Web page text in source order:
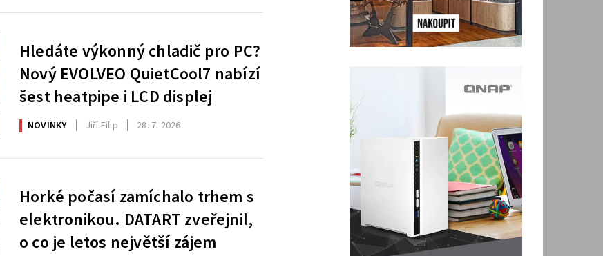
Hledáte výkonný chladič pro PC?
Nový EVOLVEO QuietCool7 nabízí
šest heatpipe i LCD displej
NOVINKY Jiří Filip 28. 7. 2026
Horké počasí zamíchalo trhem s
elektronikou. DATART zveřejnil,
o co je letos největší zájem